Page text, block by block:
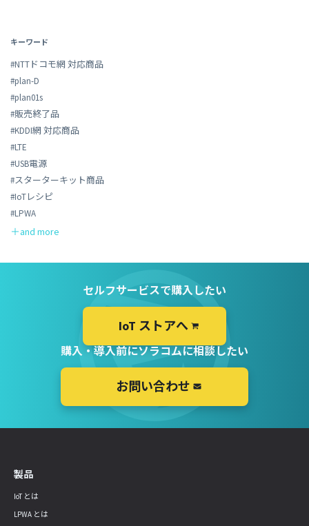
キーワード
#NTTドコモ網 対応商品
#plan-D
#plan01s
#販売終了品
#KDDI網 対応商品
#LTE
#USB電源
#スターターキット商品
#IoTレシピ
#LPWA
セルフサービスで購入したい
IoT ストアへ
購入・導入前にソラコムに相談したい
お問い合わせ
製品
IoT とは
LPWA とは